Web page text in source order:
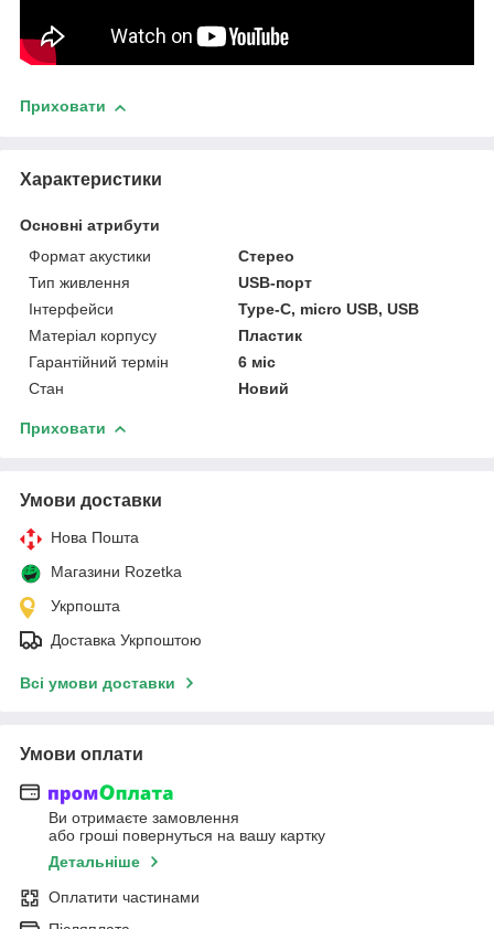
Приховати
Характеристики
Основні атрибути
Формат акустики
Стерео
Тип живлення
USB-порт
Інтерфейси
Type-C, micro USB, USB
Матеріал корпусу
Пластик
Гарантійний термін
6 міс
Стан
Новий
Приховати
Умови доставки
Нова Пошта
Магазини Rozetka
Укрпошта
Доставка Укрпоштою
Всі умови доставки
Умови оплати
Ви отримаєте замовлення
або гроші повернуться на вашу картку
Детальніше
Оплатити частинами